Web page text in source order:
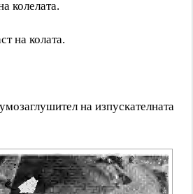
колелата.
на колата.
на изпускателната